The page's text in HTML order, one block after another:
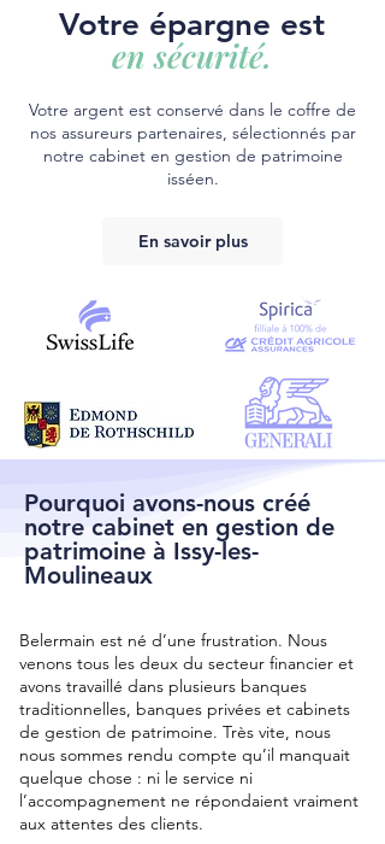
Votre épargne est
en sécurité.
Votre argent est conservé dans le coffre de
nos assureurs partenaires, sélectionnés par
notre cabinet en gestion de patrimoine
isséen.
En savoir plus
Pourquoi avons-nous créé
notre cabinet en gestion de
patrimoine à Issy-les-
Moulineaux
Belermain est né d’une frustration. Nous
venons tous les deux du secteur financier et
avons travaillé dans plusieurs banques
traditionnelles, banques privées et cabinets
de gestion de patrimoine. Très vite, nous
nous sommes rendu compte qu’il manquait
quelque chose : ni le service ni
l’accompagnement ne répondaient vraiment
aux attentes des clients.